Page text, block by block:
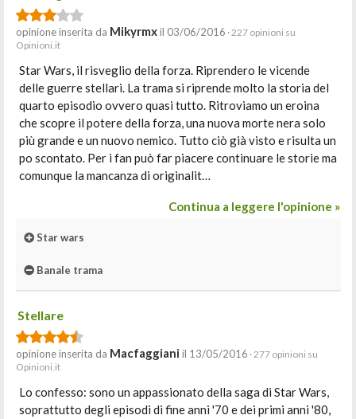
opinione inserita da Mikyrmxil 03/06/2016 · 227 opinioni su
Opinioni.it
Star Wars, il risveglio della forza. Riprendero le vicende
delle guerre stellari. La trama si riprende molto la storia del
quarto episodio ovvero quasi tutto. Ritroviamo un eroina
che scopre il potere della forza, una nuova morte nera solo
più grande e un nuovo nemico. Tutto ciò già visto e risulta un
po scontato. Per i fan può far piacere continuare le storie ma
comunque la mancanza di originalit…
Continua a leggere l'opinione »
Star wars
Banale trama
Stellare
opinione inserita da Macfaggiani il 13/05/2016 · 277 opinioni su
Opinioni.it
Lo confesso: sono un appassionato della saga di Star Wars,
soprattutto degli episodi di fine anni '70 e dei primi anni '80,